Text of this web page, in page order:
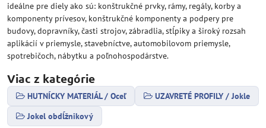
ideálne pre diely ako sú: konštrukčné prvky, rámy, regály, korby a
komponenty prívesov, konštrukčné komponenty a podpery pre
budovy, dopravníky, časti strojov, zábradlia, stĺpiky a široký rozsah
aplikácií v priemysle, stavebníctve, automobilovom priemysle,
spotrebičoch, nábytku a poľnohospodárstve.
Viac z kategórie
HUTNÍCKY MATERIÁL / Oceľ
UZAVRETÉ PROFILY / Jokle
Jokel obdĺžnikový